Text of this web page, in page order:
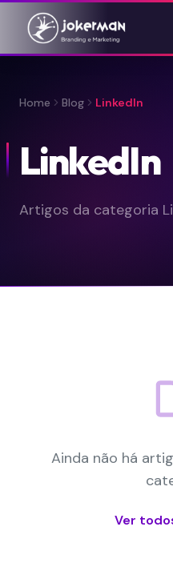
Home Blog LinkedIn
LinkedIn
Artigos da categoria
Ainda não há
Ver